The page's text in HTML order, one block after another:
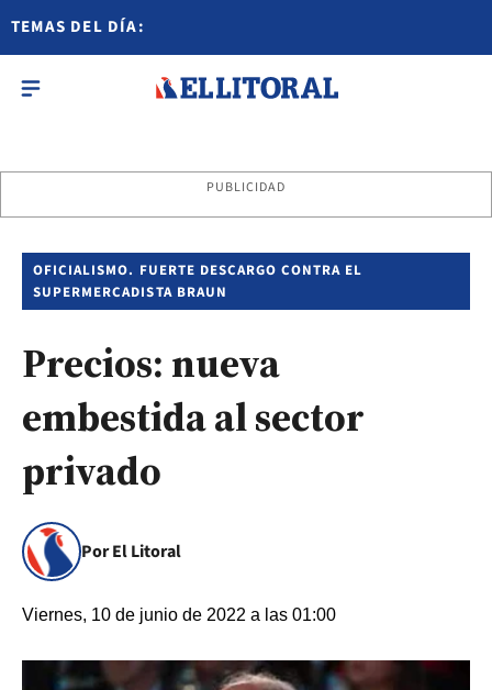
TEMAS DEL DÍA:
PUBLICIDAD
OFICIALISMO. FUERTE DESCARGO CONTRA EL
SUPERMERCADISTA BRAUN
Precios: nueva
embestida al sector
privado
Por El Litoral
Viernes, 10 de junio de 2022 a las 01:00